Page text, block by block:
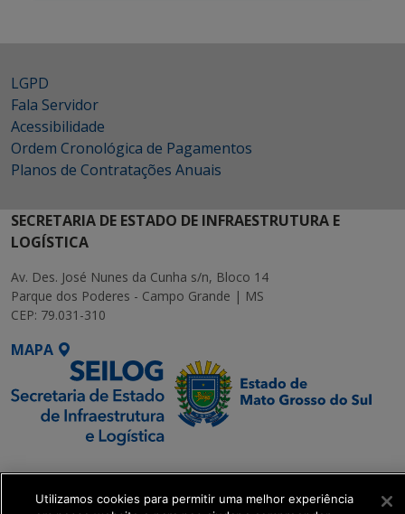
LGPD
Fala Servidor
Acessibilidade
Ordem Cronológica de Pagamentos
Planos de Contratações Anuais
SECRETARIA DE ESTADO DE INFRAESTRUTURA E
LOGÍSTICA
Av. Des. José Nunes da Cunha s/n, Bloco 14
Parque dos Poderes - Campo Grande | MS
CEP: 79.031-310
MAPA
SETDIG | Secretaria-
Executiva de
Utilizamos cookies para permitir uma melhor experiência